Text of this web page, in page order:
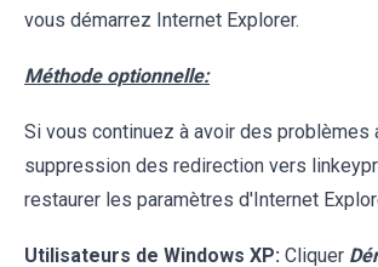
vous démarrez Internet Explorer.
Méthode optionnelle:
Si vous continuez à avoir des problèmes
suppression des redirection vers
restaurer les paramètres d'Internet
Utilisateurs de Windows XP: Cliquer